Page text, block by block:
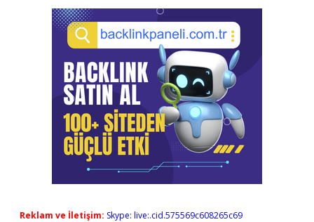
Reklam ve İletişim: Skype: live:.cid.575569c608265c69